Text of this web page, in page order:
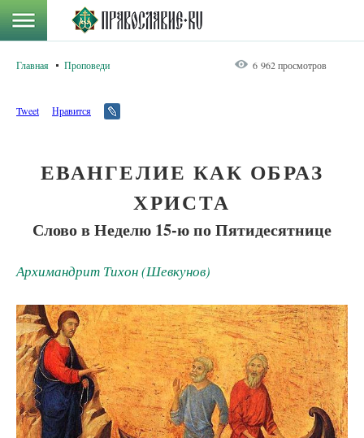
Главная Проповеди 6 962 просмотров
Tweet Нравится
ЕВАНГЕЛИЕ КАК ОБРАЗ
ХРИСТА
Слово в Неделю 15-ю по Пятидесятнице
Архимандрит Тихон (Шевкунов)